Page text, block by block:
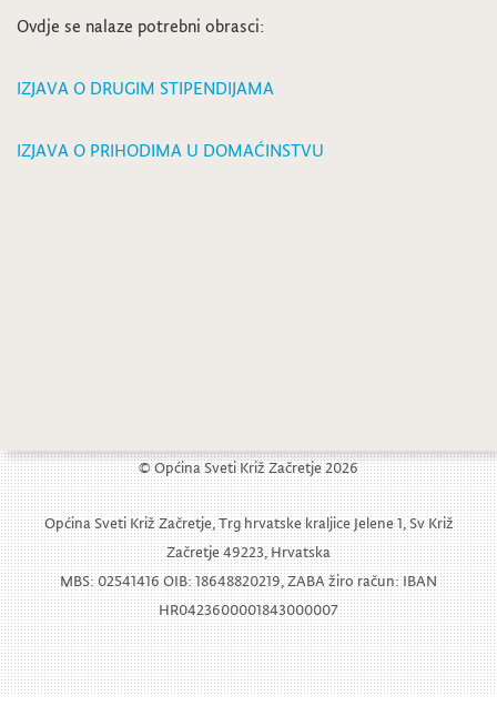
Ovdje se nalaze potrebni obrasci:
IZJAVA O DRUGIM STIPENDIJAMA
IZJAVA O PRIHODIMA U DOMAĆINSTVU
© Općina Sveti Križ Začretje 2026
Općina Sveti Križ Začretje, Trg hrvatske kraljice Jelene 1, Sv Križ
Začretje 49223, Hrvatska
MBS: 02541416 OIB: 18648820219, ZABA žiro račun: IBAN
HR0423600001843000007